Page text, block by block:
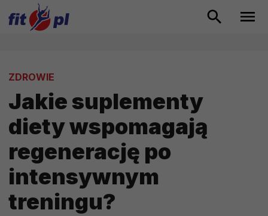
ZDROWIE
Jakie suplementy
diety wspomagają
regenerację po
intensywnym
treningu?